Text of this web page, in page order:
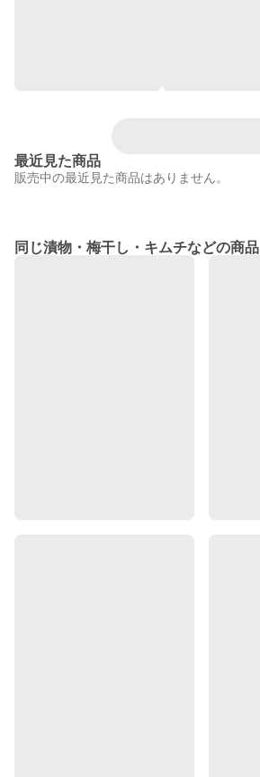
最近見た商品
販売中の最近見た商品はありません。
同じ漬物・梅干し・キムチなどの商品